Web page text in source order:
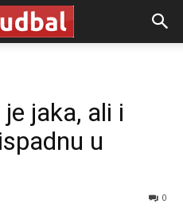
jaka, ali i
u
0